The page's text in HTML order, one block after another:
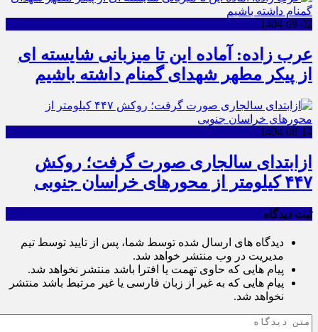
1404-09-02
عرب زاده: آماده این تا میزبانی شایسته ای
از پیکر مطهر شهدای گمنام داشته باشیم
1404-08-14
ازابتدای سالجاری صورت گرفت؛ روکش
۴۴۷ کیلومتر از محورهای خراسان جنوبی
ثبت دیدگاه
دیدگاه های ارسال شده توسط شما، پس از تایید توسط تیم
مدیریت در وب منتشر خواهد شد.
پیام هایی که حاوی تهمت یا افترا باشد منتشر نخواهد شد.
پیام هایی که به غیر از زبان فارسی یا غیر مرتبط باشد منتشر
نخواهد شد.